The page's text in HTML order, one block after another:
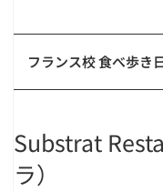
フランス校 食べ歩き
Substrat
ラ）